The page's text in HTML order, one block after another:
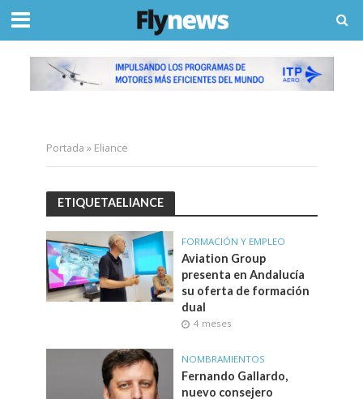
Portada » Eliance
ETIQUETAELIANCE
FORMACIÓN Y EMPLEO
Aviation Group
presenta en Andalucía
su oferta de formación
dual
4 meses
NOMBRAMIENTOS
Fernando Gallardo,
nuevo consejero